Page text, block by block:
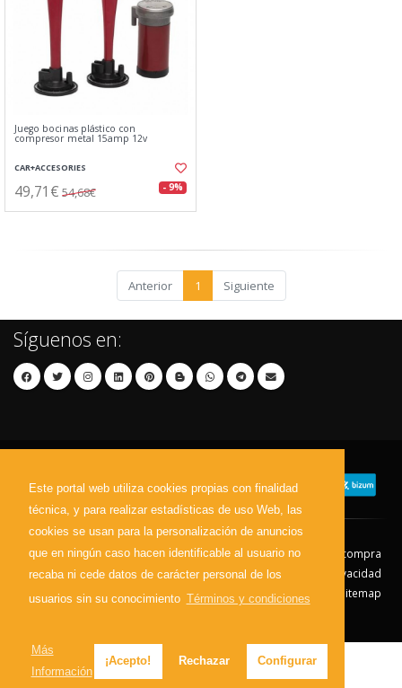
Este portal web utiliza cookies propias con finalidad
técnica, y para realizar estadísticas de uso Web, las
cookies se usan para la personalización de anuncios
que en ningún caso hacen identificable al usuario no
recaba ni cede datos de carácter personal de los
usuarios sin su conocimiento Términos y condiciones
Más
Información
¡Acepto! Rechazar Configurar
Juego bocinas plástico con
compresor metal 15amp 12v
CAR+ACCESORIES
49,71€ 54,68€ - 9%
Anterior 1 Siguiente
Síguenos en:
Contacto Aviso Legal
Condiciones de compra
Política de envíos
Política de devolución
Política de Privacidad
Política de Cookies
Sitemap